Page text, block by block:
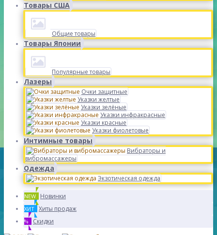
Товары США
Общие товары
Товары Японии
Популярные товары
Лазеры
Очки защитные
Указки желтые
Указки зелёные
Указки инфракрасные
Указки красные
Указки фиолетовые
Интимные товары
Вибраторы и
вибромассажеры
Одежда
Экзотическая одежда
NEW Новинки
ХИТ Хиты продаж
% Скидки